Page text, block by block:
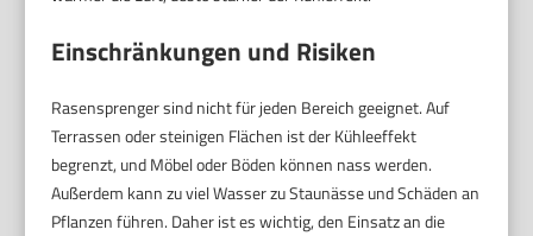
Einschränkungen und Risiken
Rasensprenger sind nicht für jeden Bereich geeignet. Auf
Terrassen oder steinigen Flächen ist der Kühleeffekt
begrenzt, und Möbel oder Böden können nass werden.
Außerdem kann zu viel Wasser zu Staunässe und Schäden an
Pflanzen führen. Daher ist es wichtig, den Einsatz an die